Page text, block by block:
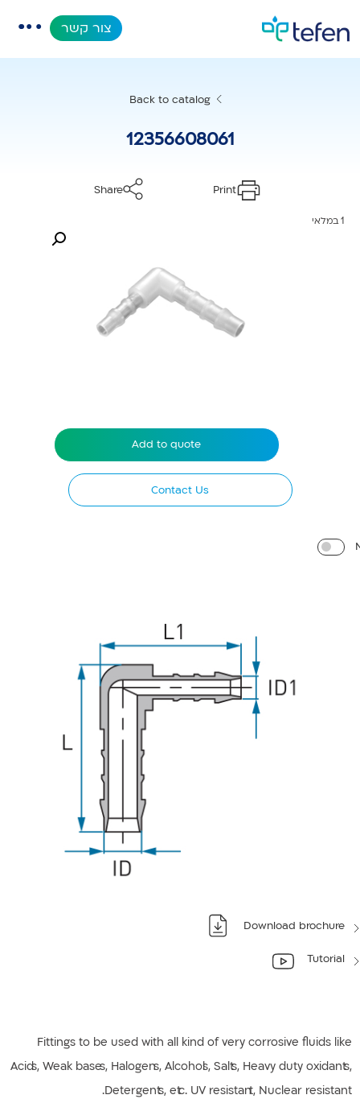
צור קשר
Back to catalog
12356608061
Share Print
Contact Us
1 במלאי
Add to quote
Download brochure
Tutorial
Fittings to be used with all kind of very corrosive fluids like
Acids, Weak bases, Halogens, Alcohols, Salts, Heavy duty oxidants,
Detergents, etc. UV resistant, Nuclear resistant.